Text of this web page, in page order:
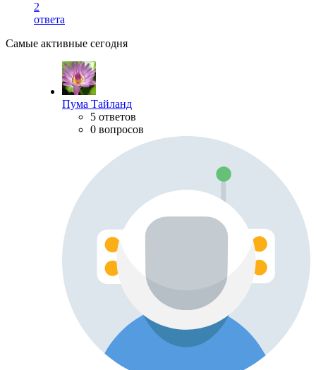
2
ответа
Самые активные сегодня
Пума Тайланд
5 ответов
0 вопросов